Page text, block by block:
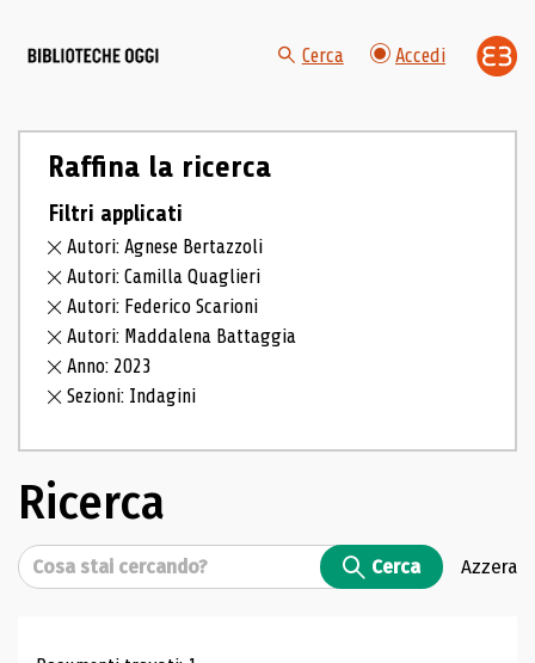
Cerca Accedi
Raffina la ricerca
Filtri applicati
Autori: Agnese Bertazzoli
Autori: Camilla Quaglieri
Autori: Federico Scarioni
Autori: Maddalena Battaggia
Anno: 2023
Sezioni: Indagini
Ricerca
Cerca Cerca Azzera